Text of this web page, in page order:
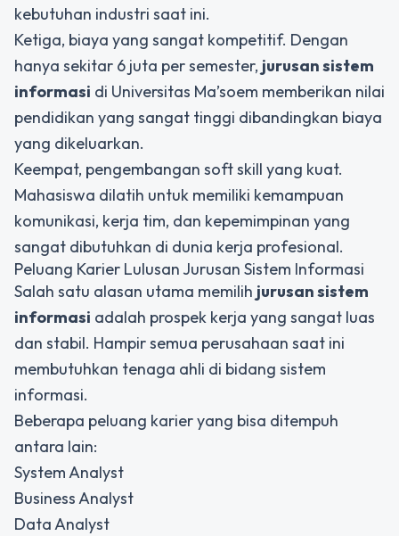
kebutuhan industri saat ini.
Ketiga, biaya yang sangat kompetitif. Dengan
hanya sekitar 6 juta per semester, jurusan sistem
informasi di Universitas Ma’soem memberikan nilai
pendidikan yang sangat tinggi dibandingkan biaya
yang dikeluarkan.
Keempat, pengembangan soft skill yang kuat.
Mahasiswa dilatih untuk memiliki kemampuan
komunikasi, kerja tim, dan kepemimpinan yang
sangat dibutuhkan di dunia kerja profesional.
Peluang Karier Lulusan Jurusan Sistem Informasi
Salah satu alasan utama memilih jurusan sistem
informasi adalah prospek kerja yang sangat luas
dan stabil. Hampir semua perusahaan saat ini
membutuhkan tenaga ahli di bidang sistem
informasi.
Beberapa peluang karier yang bisa ditempuh
antara lain:
System Analyst
Business Analyst
Data Analyst